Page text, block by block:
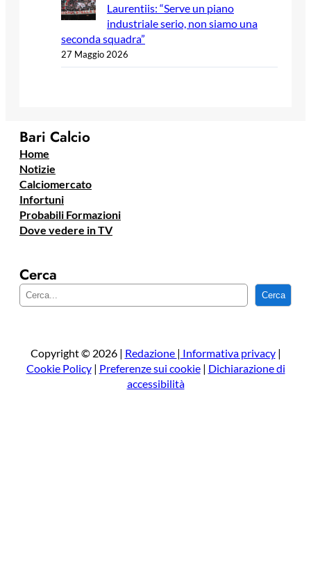
Laurentiis: “Serve un piano
industriale serio, non siamo una
seconda squadra”
27 Maggio 2026
Bari Calcio
Home
Notizie
Calciomercato
Infortuni
Probabili Formazioni
Dove vedere in TV
Cerca
e
a
Cerca
Copyright © 2026 | Redazione | Informativa privacy|
Cookie Policy| Preferenze sui cookie| Dichiarazione di
accessibilità